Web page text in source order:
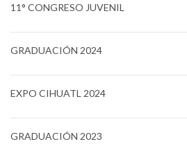
11° CONGRESO JUVENIL
GRADUACIÓN 2024
EXPO CIHUATL 2024
GRADUACIÓN 2023